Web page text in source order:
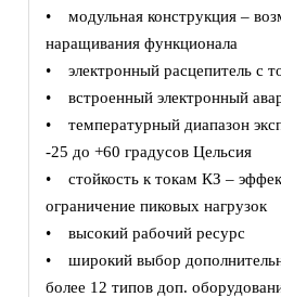
• модульная конструкция –
наращивания функционала
• электронный расцепитель с
• встроенный электронный
• температурный диапазон
-25 до +60 градусов Цельсия
• стойкость к токам КЗ –
ограничение пиковых нагрузок
• высокий рабочий ресурс
• широкий выбор
более 12 типов доп.